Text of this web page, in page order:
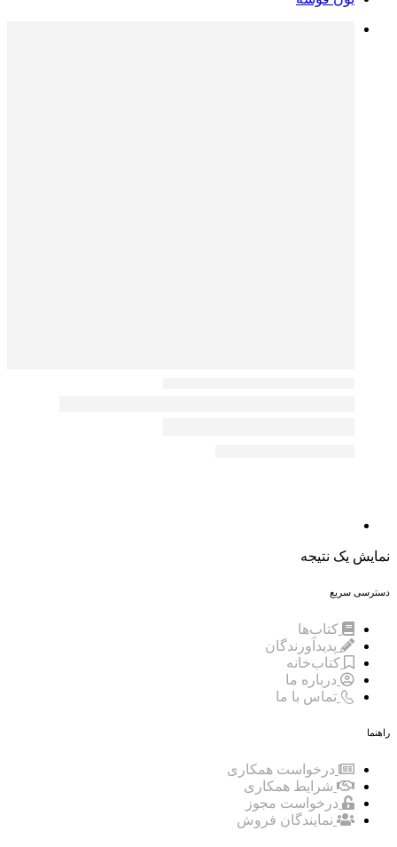
نمایش یک نتیجه
دسترسی سریع
کتاب‌ها
پدیدآورندگان
کتاب‌خانه
درباره ما
تماس با ما
راهنما
درخواست همکاری
شرایط همکاری
درخواست مجوز
نمایندگان فروش